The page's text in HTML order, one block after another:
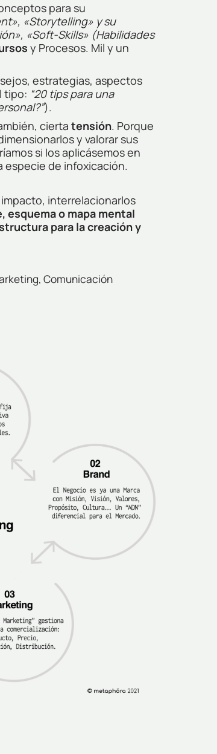
para su
«Storytelling» y su
«Soft-Skills» (Habilidades
y Procesos. Mil y un
estrategias, aspectos
tipo: “20 tips para una
).
cierta tensión. Porque
y valorar sus
si los aplicásemos en
especie de infoxicación.
interrelacionarlos
esquema o mapa mental
para lacreación y
Comunicación